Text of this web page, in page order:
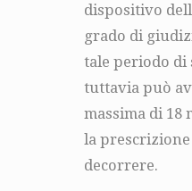
dispositivo
grado di
tale periodo di
tuttavia può
massima di 18
la
decorrere.